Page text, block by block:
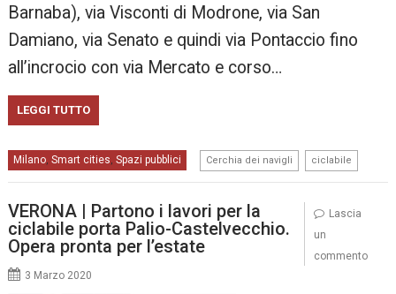
Barnaba), via Visconti di Modrone, via San
Damiano, via Senato e quindi via Pontaccio fino
all’incrocio con via Mercato e corso…
LEGGI TUTTO
Milano,Smart cities,Spazi pubblici Cerchia dei navigli ciclabile
VERONA | Partono i lavori per la
ciclabile porta Palio-Castelvecchio.
Opera pronta per l’estate
3 Marzo 2020
Lascia
un
commento